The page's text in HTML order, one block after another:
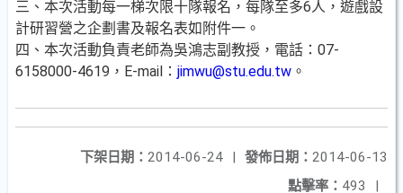
三、本次活動每一梯次限十隊報名，每隊至多6人，遊戲設
計研習營之企劃書及報名表如附件一。
四、本次活動負責老師為吳鴻志副教授，電話：07-
6158000-4619，E-mail： jimwu@stu.edu.tw 。
發佈日期： 2014-06-13
下架日期： 2014-06-24
|
點擊率： 493 |